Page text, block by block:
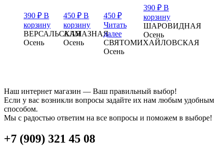
390 ₽ В
корзину
ВЕРСАЛЬСКАЯ
Осень
450₽ В
корзину
АЛМАЗНАЯ
Осень
450 ₽
Читать
далее
СВЯТОМИХАЙЛОВСКАЯ
Осень
390 ₽ В
корзину
ШАРОВИДНАЯ
Осень
Наш интернет магазин — Ваш правильный выбор!
Если у вас возникли вопросы задайте их нам любым удобным
способом.
Мы с радостью ответим на все вопросы и поможем в выборе!
+7 (909) 321 45 08